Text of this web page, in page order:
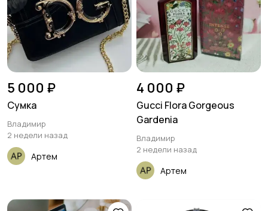
5 000 ₽
Сумка
Владимир
2 недели назад
Артем
4 000 ₽
Gucci Flora Gorgeous
Gardenia
Владимир
2 недели назад
Артем